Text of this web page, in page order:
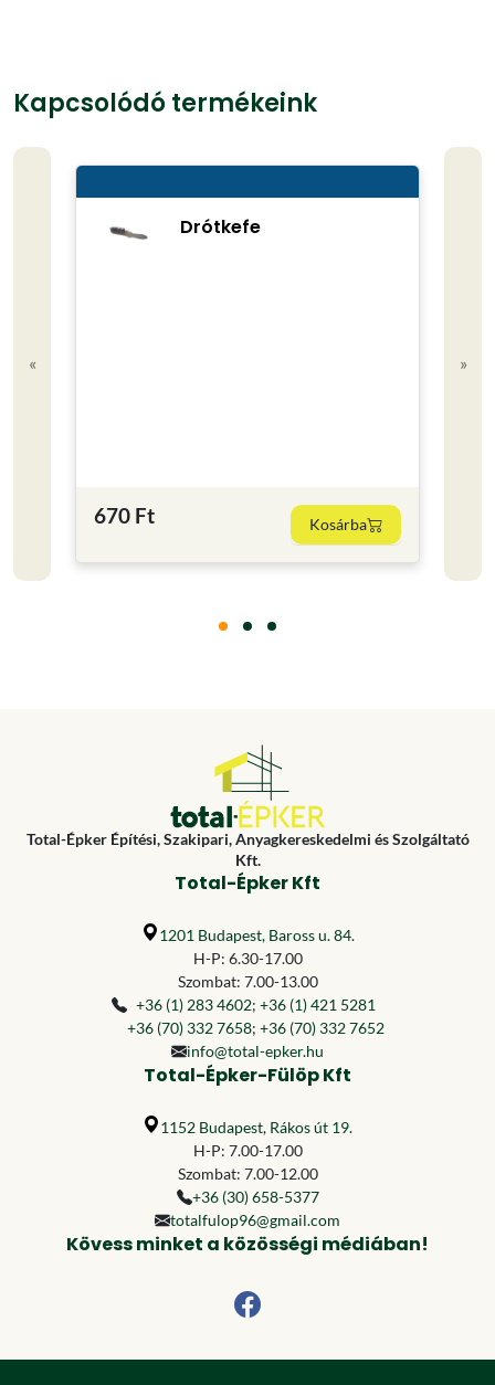
Kapcsolódó termékeink
«
Drótkefe
670 Ft Kosárba
»
Total-Épker Építési, Szakipari, Anyagkereskedelmi és Szolgáltató
Kft.
Total-Épker Kft
1201 Budapest, Baross u. 84.
H-P: 6.30-17.00
Szombat: 7.00-13.00
+36 (1) 283 4602; +36 (1) 421 5281
+36 (70) 332 7658; +36 (70) 332 7652
info@total-epker.hu
Total-Épker-Fülöp Kft
1152 Budapest, Rákos út 19.
H-P: 7.00-17.00
Szombat: 7.00-12.00
+36 (30) 658-5377
totalfulop96@gmail.com
Kövess minket a közösségi médiában!